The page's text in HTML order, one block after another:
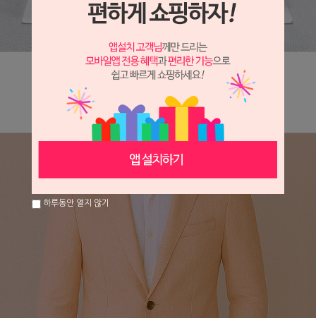
하루동안 열지 않기